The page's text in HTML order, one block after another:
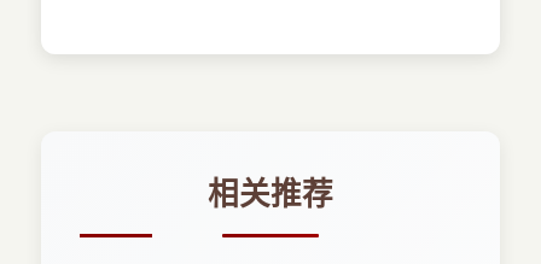
使用InterfaceBuilder工具打开
YDViewController.xib文件，并将一个UITableView
问，并最终进入了管理岗位。我的编程时间开始变
相关推荐